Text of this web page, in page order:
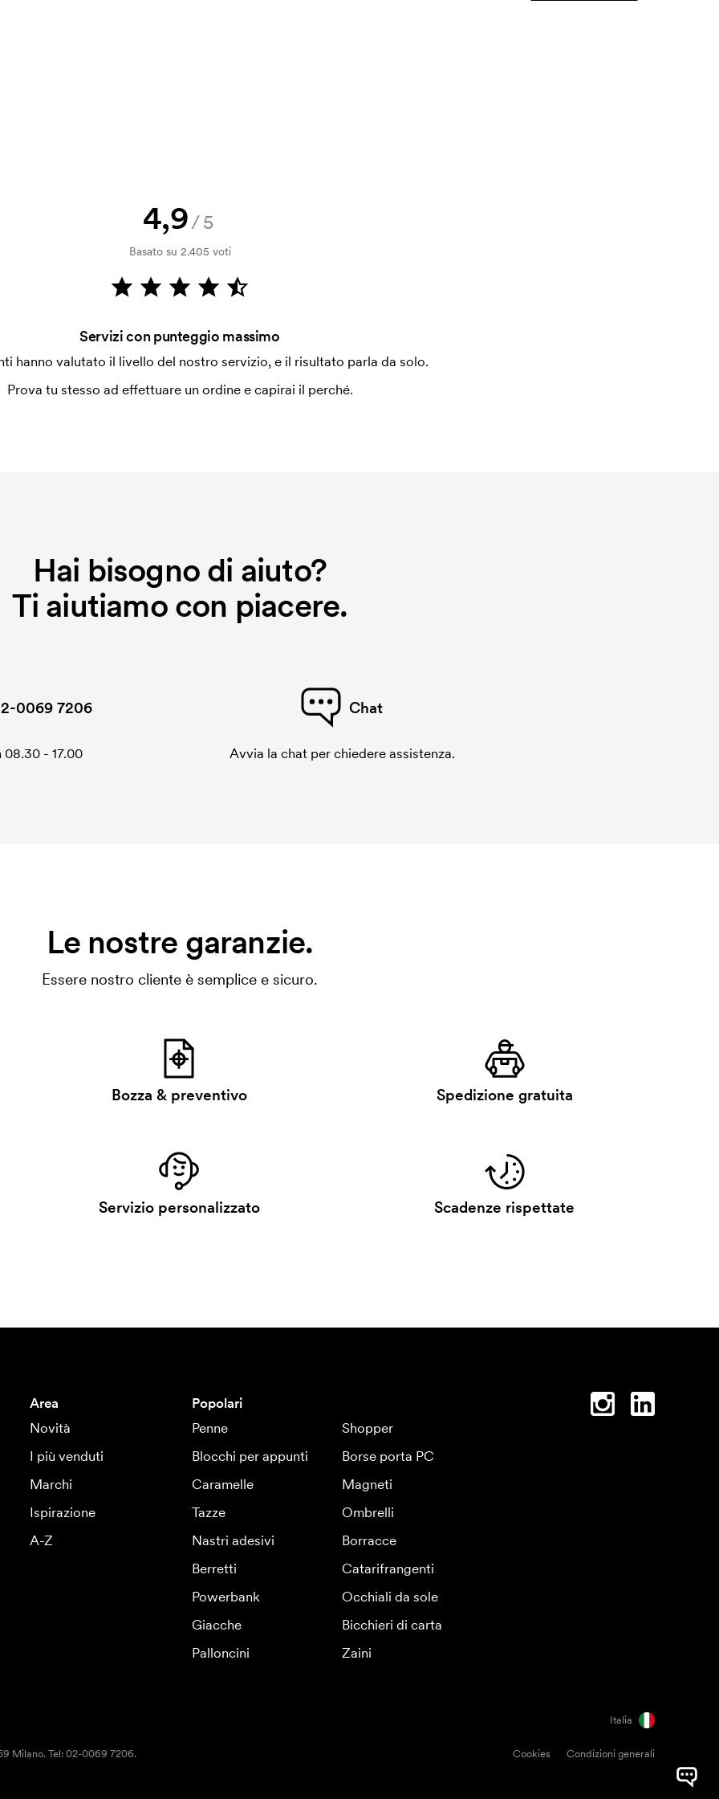
al momento della stampa.
da stampare. Se ripeti lo stesso
4,9/5
Basato su 2.405 voti
Servizi con punteggio massimo
hanno valutato il livello del nostro servizio, e il risultato parla da solo.
Prova tu stesso ad effettuare un ordine e capirai il perché.
Hai bisogno di aiuto?
Ti aiutiamo con piacere.
0069 7206
08.30 - 17.00
Chat
Avvia la chat per chiedere assistenza.
Le nostre garanzie.
Essere nostro cliente è semplice e sicuro.
Bozza & preventivo Spedizione gratuita
Servizio personalizzato Scadenze rispettate
Area
Novità
I più venduti
Marchi
Ispirazione
A-Z
Popolari
Penne
Shopper
Blocchi per appunti
Borse porta PC
Caramelle
Magneti
Tazze
Ombrelli
Nastri adesivi
Borracce
Berretti
Catarifrangenti
Powerbank
Occhiali da sole
Giacche
Bicchieri di carta
Palloncini
Zaini
Italia
Cookies Condizioni generali
Milano. Tel: 02-0069 7206.